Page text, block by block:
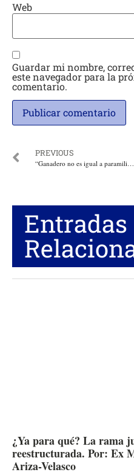
Web
Guardar mi nombre,
este navegador para la
comentario.
PREVIOUS
“Ganadero no es igual a paramilitar”: Lafaurie responde a Petro quien ha pretendido vincular a los ganaderos con presunto paramilitarismo en Tierralta, Córdoba
Entradas
¿Ya para qué? La rama
reestructurada. Por: Ex
Ariza-Velasco